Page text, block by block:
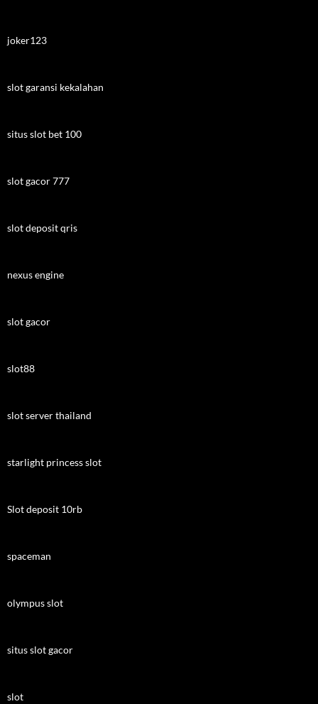
joker123
slot garansi kekalahan
situs slot bet 100
slot gacor 777
slot deposit qris
nexus engine
slot gacor
slot88
slot server thailand
starlight princess slot
Slot deposit 10rb
spaceman
olympus slot
situs slot gacor
slot